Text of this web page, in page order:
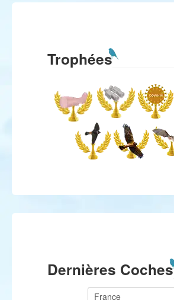
Trophées
Dernières Coches